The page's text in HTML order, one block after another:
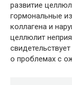
развитие
гормональные
коллагена и
целлюлит
о проблемах с